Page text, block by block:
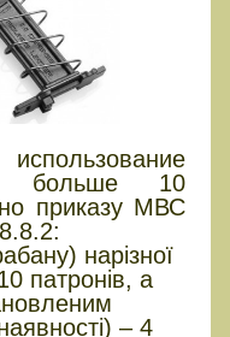
больше 10
приказу МВС
нарізної
патронів, а
– 4